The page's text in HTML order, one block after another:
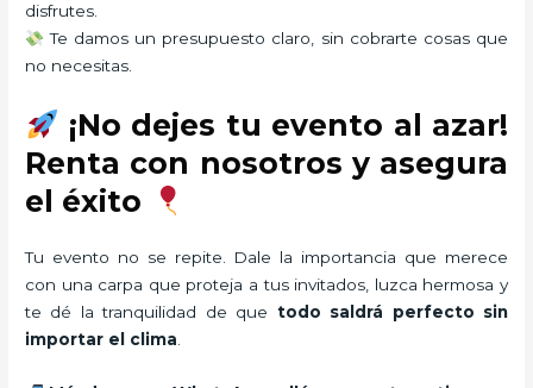
disfrutes.
Te damos un presupuesto claro, sin cobrarte cosas que
no necesitas.
¡No dejes tu evento al azar!
Renta con nosotros y asegura
el éxito
Tu evento no se repite. Dale la importancia que merece
con una carpa que proteja a tus invitados, luzca hermosa y
te dé la tranquilidad de que todo saldrá perfecto sin
importar el clima